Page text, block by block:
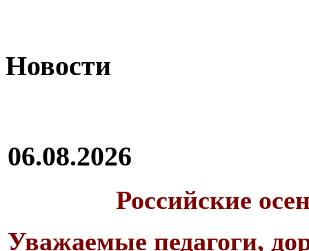
Новости
06.08.2026
Российские
Уважаемые педагоги,